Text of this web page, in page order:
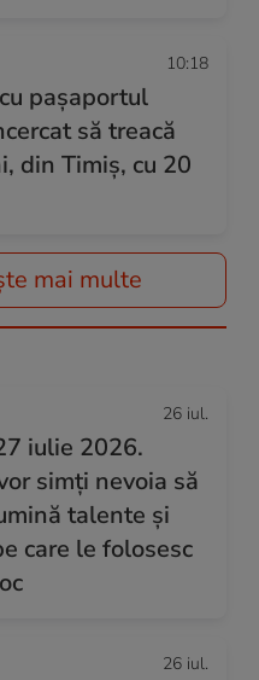
10:18
pașaportul
să treacă
din Timiș, cu 20
mai multe
26 iul.
iulie 2026.
simți nevoia să
talente și
care le folosesc
26 iul.